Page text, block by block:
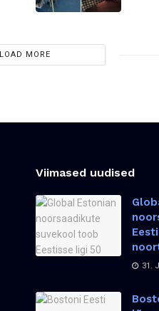
LOAD MORE
Viimased uudised
31.